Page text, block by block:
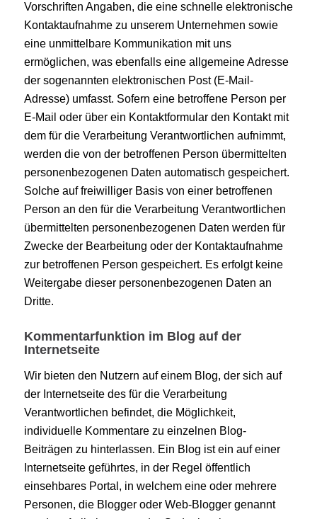
Vorschriften Angaben, die eine schnelle elektronische
Kontaktaufnahme zu unserem Unternehmen sowie
eine unmittelbare Kommunikation mit uns
ermöglichen, was ebenfalls eine allgemeine Adresse
der sogenannten elektronischen Post (E-Mail-
Adresse) umfasst. Sofern eine betroffene Person per
E-Mail oder über ein Kontaktformular den Kontakt mit
dem für die Verarbeitung Verantwortlichen aufnimmt,
werden die von der betroffenen Person übermittelten
personenbezogenen Daten automatisch gespeichert.
Solche auf freiwilliger Basis von einer betroffenen
Person an den für die Verarbeitung Verantwortlichen
übermittelten personenbezogenen Daten werden für
Zwecke der Bearbeitung oder der Kontaktaufnahme
zur betroffenen Person gespeichert. Es erfolgt keine
Weitergabe dieser personenbezogenen Daten an
Dritte.
Kommentarfunktion im Blog auf der
Internetseite
Wir bieten den Nutzern auf einem Blog, der sich auf
der Internetseite des für die Verarbeitung
Verantwortlichen befindet, die Möglichkeit,
individuelle Kommentare zu einzelnen Blog-
Beiträgen zu hinterlassen. Ein Blog ist ein auf einer
Internetseite geführtes, in der Regel öffentlich
einsehbares Portal, in welchem eine oder mehrere
Personen, die Blogger oder Web-Blogger genannt